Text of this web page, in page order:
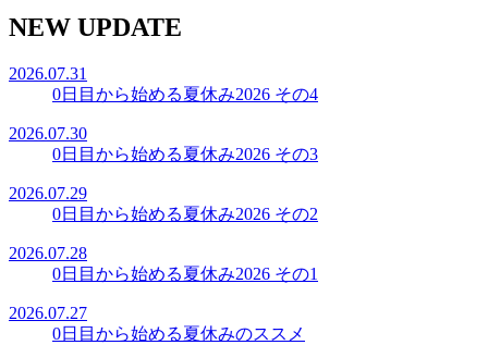
NEW UPDATE
2026.07.31
0日目から始める夏休み2026 その4
2026.07.30
0日目から始める夏休み2026 その3
2026.07.29
0日目から始める夏休み2026 その2
2026.07.28
0日目から始める夏休み2026 その1
2026.07.27
0日目から始める夏休みのススメ